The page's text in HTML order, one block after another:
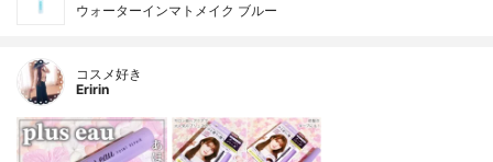
ウォーターインマトメイク ブルー
コスメ好き
Eririn